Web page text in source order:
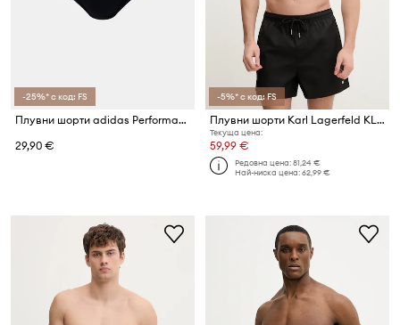
-25%* с код: FS
Плувни шорти adidas Performance
29,90 €
-5%* с код: FS
Плувни шорти Karl Lagerfeld KL METAL
Текуща цена:
59,99 €
Редовна цена:81,24 €
Най-ниска цена:62,99 €